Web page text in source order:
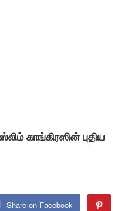
காங்கிரஸின் புதிய
Share on Facebook